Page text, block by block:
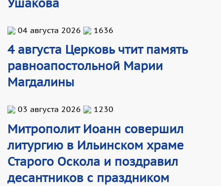
Ушакова
04 августа 2026 1636
4 августа Церковь чтит память
равноапостольной Марии
Магдалины
03 августа 2026 1230
Митрополит Иоанн совершил
литургию в Ильинском храме
Старого Оскола и поздравил
десантников с праздником